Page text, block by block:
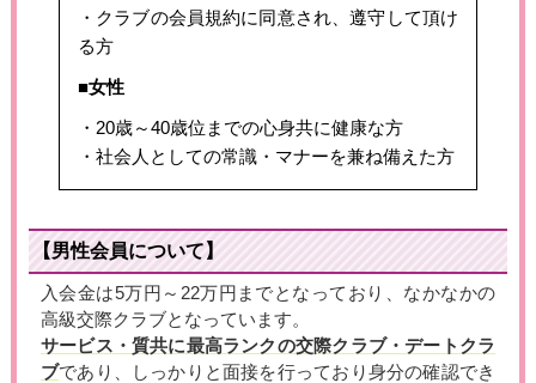
・クラブの会員規約に同意され、遵守して頂け
る方
■女性
・20歳～40歳位までの心身共に健康な方
・社会人としての常識・マナーを兼ね備えた方
【男性会員について】
入会金は5万円～22万円までとなっており、なかなかの
高級交際クラブとなっています。
サービス・質共に最高ランクの交際クラブ・デートクラ
ブであり、しっかりと面接を行っており身分の確認でき